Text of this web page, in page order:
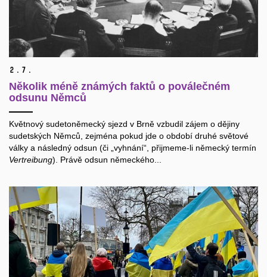
2. 7.
Několik méně známých faktů o poválečném
odsunu Němců
Květnový sudetoněmecký sjezd v Brně vzbudil zájem o dějiny
sudetských Němců, zejména pokud jde o období druhé světové
války a následný odsun (či „vyhnání“, přijmeme-li německý termín
Vertreibung). Právě odsun německého...